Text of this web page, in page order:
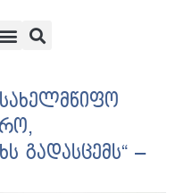
გადასცემს“ –